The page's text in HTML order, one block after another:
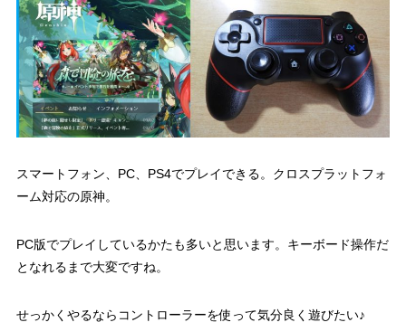
スマートフォン、PC、PS4でプレイできる。クロスプラットフォ
ーム対応の原神。
PC版でプレイしているかたも多いと思います。キーボード操作だ
となれるまで大変ですね。
せっかくやるならコントローラーを使って気分良く遊びたい♪